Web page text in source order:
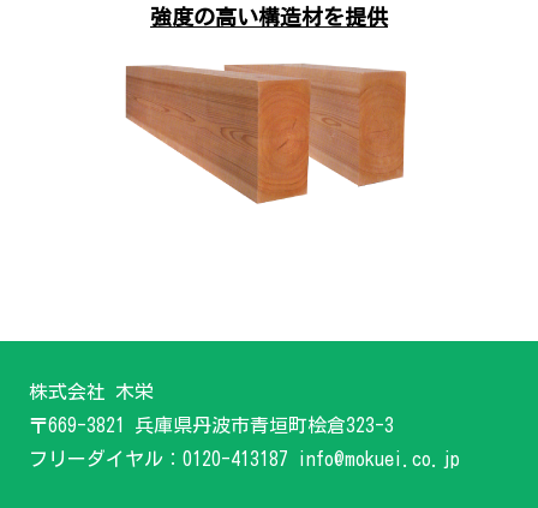
強度の高い構造材を提供
株式会社 木栄
〒669-3821 兵庫県丹波市青垣町桧倉323-3
フリーダイヤル：0120-413187 info@mokuei.co.jp